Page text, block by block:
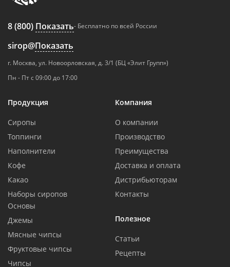
8 (800) Показать- Бесплатно по всей России
sirop@Показать
г. Москва, ул. Новоорловская, д. 3/1 (БЦ «Элит Групп»)
Пн - Пт с 09:00 до 17:00
Продукция
Сиропы
Топпинги
Наполнители
Кофе
Какао
Наборы сиропов
Основы
Джемы
Мясные чипсы
Фруктовые чипсы
Чипсы
Компания
О компании
Производство
Преимущества
Доставка и оплата
Дистрибьюторам
Контакты
Полезное
Статьи
Рецепты